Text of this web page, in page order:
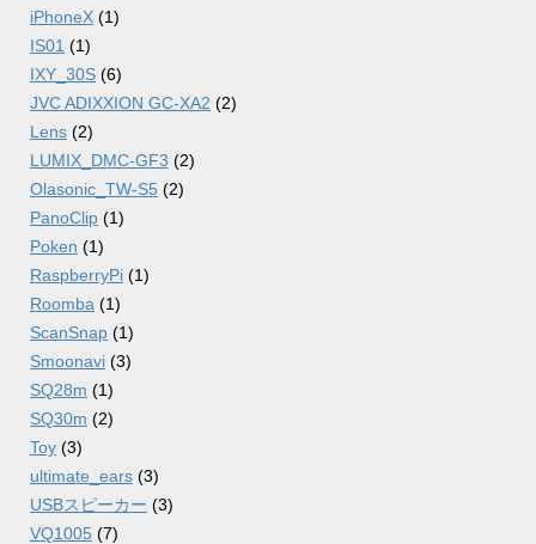
iPhoneX (1)
IS01 (1)
IXY_30S (6)
JVC ADIXXION GC-XA2 (2)
Lens (2)
LUMIX_DMC-GF3 (2)
Olasonic_TW-S5 (2)
PanoClip (1)
Poken (1)
RaspberryPi (1)
Roomba (1)
ScanSnap (1)
Smoonavi (3)
SQ28m (1)
SQ30m (2)
Toy (3)
ultimate_ears (3)
USBスピーカー (3)
VQ1005 (7)